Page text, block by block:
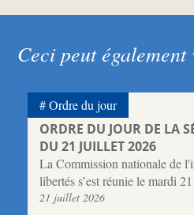
Ceci peut également
ORDRE DU JOUR DE LA
DU 21 JUILLET 2026
La Commission nationale de
libertés s’est réunie le mardi
21 juillet 2026
Ordre du jour